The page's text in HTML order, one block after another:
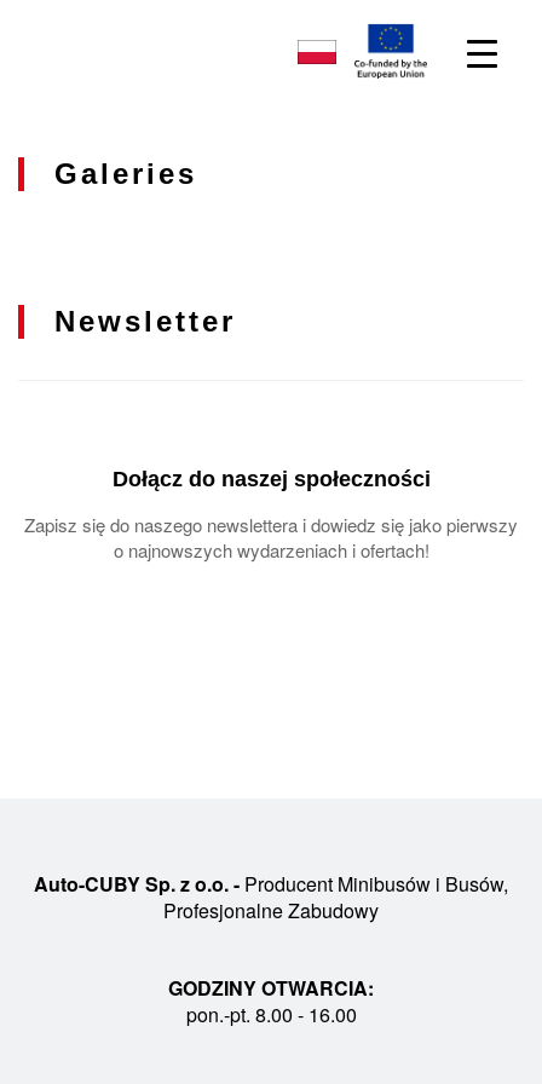
Galeries
Newsletter
Dołącz do naszej społeczności
Zapisz się do naszego newslettera i dowiedz się jako pierwszy
o najnowszych wydarzeniach i ofertach!
Auto-CUBY Sp. z o.o. - Producent Minibusów i Busów,
Profesjonalne Zabudowy
GODZINY OTWARCIA:
pon.-pt. 8.00 - 16.00